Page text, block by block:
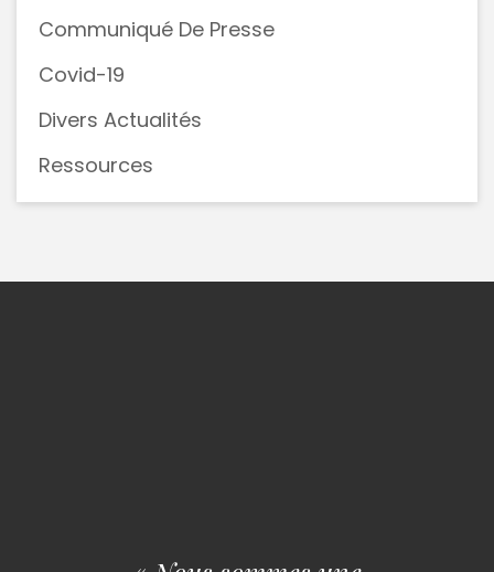
Communiqué De Presse
Covid-19
Divers Actualités
Ressources